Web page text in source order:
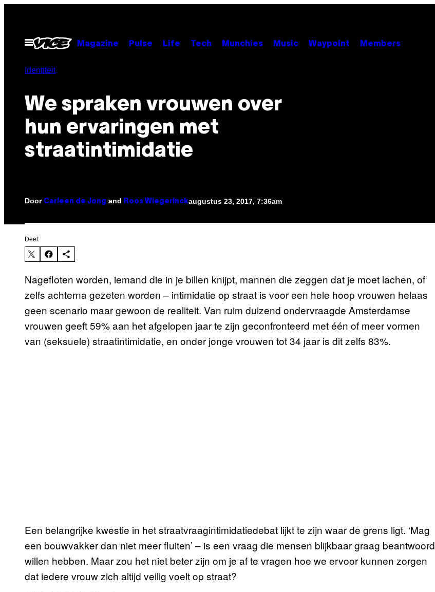
Open
menu
Magazine Pulse Life Tech Munchies Music Waypoint Members
Identiteit
We spraken vrouwen over
hun ervaringen met
straatintimidatie
Door Carleen de Jong and Roos Wiegerinckaugustus 23, 2017, 7:36am
Deel:
Nagefloten worden, iemand die in je billen knijpt, mannen die zeggen dat je moet lachen, of
zelfs achterna gezeten worden – intimidatie op straat is voor een hele hoop vrouwen helaas
geen scenario maar gewoon de realiteit. Van ruim duizend ondervraagde Amsterdamse
vrouwen geeft 59% aan het afgelopen jaar te zijn geconfronteerd met één of meer vormen
van (seksuele) straatintimidatie, en onder jonge vrouwen tot 34 jaar is dit zelfs 83%.
Een belangrijke kwestie in het straatvraagintimidatiedebat lijkt te zijn waar de grens ligt. ‘Mag
een bouwvakker dan niet meer fluiten’ – is een vraag die mensen blijkbaar graag beantwoord
willen hebben. Maar zou het niet beter zijn om je af te vragen hoe we ervoor kunnen zorgen
dat iedere vrouw zich altijd veilig voelt op straat?